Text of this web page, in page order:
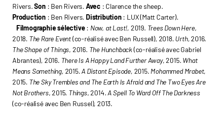
Rivers.Son : Ben Rivers. Avec : Clarence the sheep.
Production : Ben Rivers. Distribution : LUX (Matt Carter).
Filmographie sélective: Now, at Last!, 2019. Trees Down Here,
2018. The Rare Event(co-réalisé avec Ben Russell), 2018. Urth, 2016.
The Shape of Things, 2016. The Hunchback(co-réalisé avec Gabriel
Abrantes), 2016. There Is A Happy Land Further Away, 2015. What
Means Something, 2015.A Distant Episode, 2015. Mohammed Mrabet,
2015. The Sky Trembles and The Earth Is Afraid and The Two Eyes Are
Not Brothers, 2015. Things, 2014.A Spell To Ward Off The Darkness
(co-réalisé avec Ben Russel), 2013.